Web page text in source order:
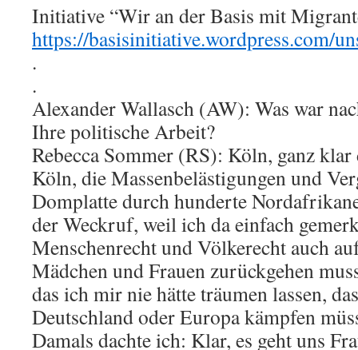
Initiative “Wir an der Basis mit
https://basisinitiative.wordpress.com/
.
.
Alexander Wallasch (AW): Was war
Ihre politische Arbeit?
Rebecca Sommer (RS): Köln, ganz
Köln, die Massenbelästigungen und
Domplatte durch hunderte
der Weckruf, weil ich da einfach
Menschenrecht und Völkerecht auch
Mädchen und Frauen zurückgehen
das ich mir nie hätte träumen lassen,
Deutschland oder Europa kämpfen
Damals dachte ich: Klar, es geht uns